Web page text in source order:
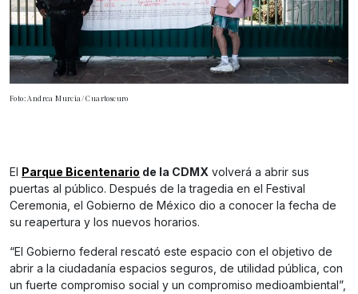
Foto: Andrea Murcia/ Cuartoscuro
El Parque Bicentenario de la CDMX volverá a abrir sus
puertas al público. Después de la tragedia en el Festival
Ceremonia, el Gobierno de México dio a conocer la fecha de
su reapertura y los nuevos horarios.
“El Gobierno federal rescató este espacio con el objetivo de
abrir a la ciudadanía espacios seguros, de utilidad pública, con
un fuerte compromiso social y un compromiso medioambiental”,